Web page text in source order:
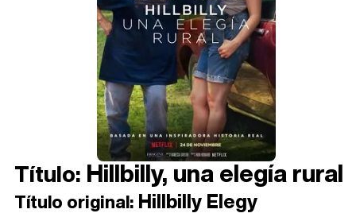
Título: Hillbilly, una elegía rural
Título original: Hillbilly Elegy